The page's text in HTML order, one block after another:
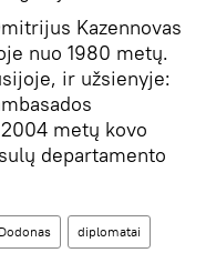
Kazennovas
nuo 1980 metų.
ir užsienyje:
metų kovo
departamento
diplomatai